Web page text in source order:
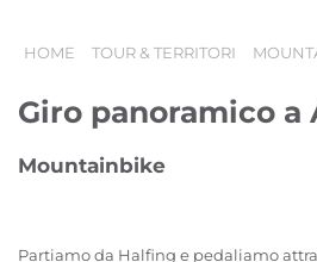
HOME TOUR & TERRITORI
Giro panoramico a
Mountainbike
Partiamo da Halfing e pedaliamo